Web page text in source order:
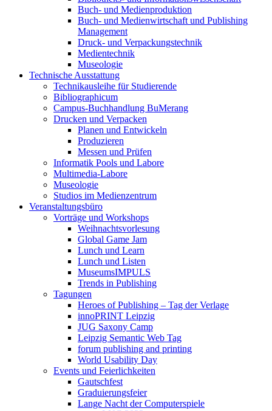
Buch- und Medienproduktion
Buch- und Medienwirtschaft und Publishing
Management
Druck- und Verpackungstechnik
Medientechnik
Museologie
Technische Ausstattung
Technikausleihe für Studierende
Bibliographicum
Campus-Buchhandlung BuMerang
Drucken und Verpacken
Planen und Entwickeln
Produzieren
Messen und Prüfen
Informatik Pools und Labore
Multimedia-Labore
Museologie
Studios im Medienzentrum
Veranstaltungsbüro
Vorträge und Workshops
Weihnachtsvorlesung
Global Game Jam
Lunch und Learn
Lunch und Listen
MuseumsIMPULS
Trends in Publishing
Tagungen
Heroes of Publishing – Tag der Verlage
innoPRINT Leipzig
JUG Saxony Camp
Leipzig Semantic Web Tag
forum publishing and printing
World Usability Day
Events und Feierlichkeiten
Gautschfest
Graduierungsfeier
Lange Nacht der Computerspiele